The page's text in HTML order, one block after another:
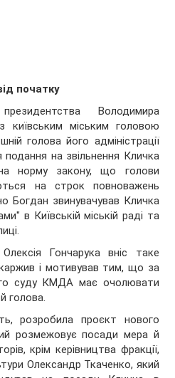
початку
Володимира
київським міським головою
голова його адміністрації
на звільнення Кличка
норму закону, що голови
на строк повноважень
Богдан звинувачував Кличка
в Київській міській раді та
Гончарука вніс таке
і мотивував тим, що за
суду КМДА має очолювати
голова.
розробила проєкт нового
розмежовує посади мера й
крім керівництва фракції,
Олександр Ткаченко, який